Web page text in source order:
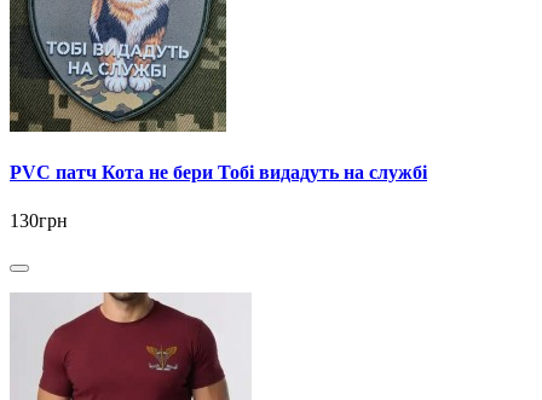
PVC патч Кота не бери Тобі видадуть на службі
130грн